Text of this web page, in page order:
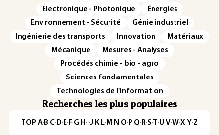
Électronique - Photonique
Énergies
Environnement - Sécurité
Génie industriel
Ingénierie des transports
Innovation
Matériaux
Mécanique
Mesures - Analyses
Procédés chimie - bio - agro
Sciences fondamentales
Technologies de l'information
Recherches les plus populaires
TOP·A·B·C· D· E· F·G· H · ·J· K· L· M · N ·O· P·Q· R·S·T·U·V·W·X·Y·Z